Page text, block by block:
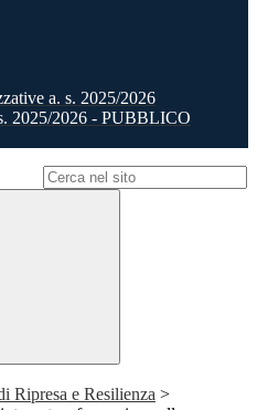
a. s. 2025/2026
2025/2026 - PUBBLICO
Ripresa e Resilienza >